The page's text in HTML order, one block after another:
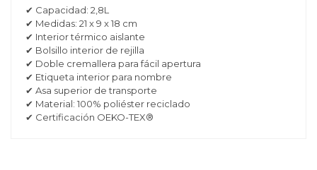
✔ Capacidad: 2,8L
✔ Medidas: 21 x 9 x 18 cm
✔ Interior térmico aislante
✔ Bolsillo interior de rejilla
✔ Doble cremallera para fácil apertura
✔ Etiqueta interior para nombre
✔ Asa superior de transporte
✔ Material: 100% poliéster reciclado
✔ Certificación OEKO-TEX®